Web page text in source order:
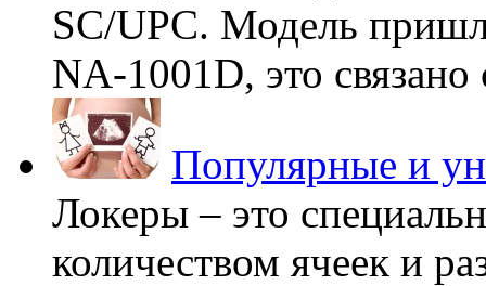
SC/UPC. Модель
NA-1001D, это связано
Популярные и
Локеры – это
количеством ячеек и